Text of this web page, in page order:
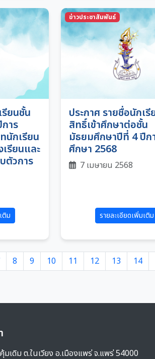
รียนชั้น
าร
นักเรียน
รียนและ
ตัวการ
ติม
ข่าวประชาสัมพันธ์
ประกาศ รายชื่อนักเ
สิทธิ์เข้าศึกษาต่อชั้น
มัธยมศึกษาปีที่ 4 ปีก
ศึกษา 2568
7 เมษายน 2568
รายละเอียดเพิ่มเติม
8 9 10 11 12 13 14
เดิม ต.ในเวียง อ.เมืองแพร่ จ.แพร่ 54000